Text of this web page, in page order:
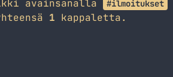
avainsanalla #ilmoitukset
1 kappaletta.